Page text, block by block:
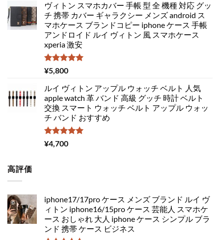
ヴィトン スマホカバー 手帳 型 全 機種 対応 グッ
チ 携帯 カバー ギャラクシー メンズ android ス
マホケース ブランドコピー iphone ケース 手帳
アンドロイド ルイ ヴィトン 風 スマホケース
xperia 激安
5段階中
5.00
¥5,800
ルイ ヴィトン アップル ウォッチ ベルト 人気
apple watch 革 バンド 高級 グッチ 時計 ベルト
交換 スマート ウォッチ ベルト アップル ウォッ
チ バンド おすすめ
5段階中
5.00
¥4,700
高評価
iphone17/17pro ケース メンズ ブランド ルイ ヴ
ィトン iphone16/15pro ケース 芸能人 スマホケ
ース おしゃれ 大人 iphone ケース シンプル ブラ
ンド 携帯 ケース ビジネス